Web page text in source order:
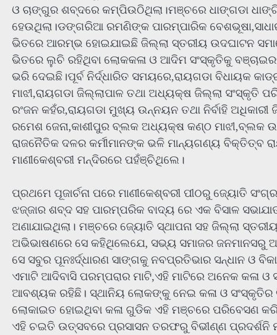
ଓ ଚାଙ୍ଗୁର ଶବ୍ଦରେ କମ୍ପିଉଠିଥିଲା।ମଞ୍ଚରେ ଧାଙ୍ଗଡା
ହେଉଥିଲା।ଡଙ୍ଗରିଆ ରମଣିଙ୍କ ପାରମ୍ପାରିକ
ଭିତରେ ଆରମ୍ଭ ହୋଇଯାଇଛି ଜିଲ୍ଲା ସ୍ତରୀୟ ଉଦଘାଟନ
ଭିତରେ ଲୁଚି ରହିଥିବା ଲୋକକଳା ଓ ଆଦିମ ସଂସ୍କୃତିକୁ
ଭରି ଦେଇଛି।ପୂର୍ବ ନିର୍ଦ୍ଧାରିତ ସମୟରେ,ରାୟଗଡା ବିଧାୟକ
ମାଝୀ,ରାୟଗଡା ଜିଲ୍ଲାପାଳ ତଥା ଅଧ୍ୟକ୍ଷ ଜିଲ୍ଲା
ରଂଜନ କହଁର,ରାୟଗଡା ମୁଖ୍ୟ ଉନ୍ନୟନ ତଥା ନିର୍ବାହି
ରମେଶ ଜେନା,କାଶୀପୁର ବ୍ଲକ ଅଧ୍ୟକ୍ଷ କଣ୍ଠ ମାଝୀ,ବ୍ଲକ
ରାଜନୈତିକ ଦଳର କର୍ମୀମାନଙ୍କ ଭଳି ମାନ୍ୟଗଣ୍ୟ ବିକ୍ତିତ୍ବ
ମାଣୀକେଶ୍ବରୀ ମନ୍ଦିରରେ ପହଁଞ୍ଚିଥିଲେ।
ପ୍ରଥମେ ପୂଜାର୍ଚନା ପରେ ମାଣୀକେଶ୍ବରୀ ପୀଠରୁ ଜ୍ୟୋତି
ଝଜ୍ଜାର ଶବ୍ଦ ସହ ପାରମ୍ପରିକ ବାଦ୍ୟ ରେ ଏକ ବିସାଳ
ଅଣାଯାଇଥିଲା। ମଞ୍ଚରେ ଜ୍ୟୋତି ସ୍ଥାପନା ସହ ଜିଲ୍ଲା
ଅଭିଭାଷଣରେ ସେ କହିଥିଲେଯେ, ସଭ୍ୟ ସମାଜର ଜନମାନସରୁ
ସେ ସବୁର ପୂନଃର୍ଦ୍ଧାରଣ ସାଙ୍ଗକୁ ନବପ୍ରତିଭାର ସନ୍ଧାନ ଓ
ଏମାଟି ଆଦିବାସି ପରମ୍ପରାର ମାଟି,ଏହି ମାଟିରେ ଅନେକ କଳା
ଆବଶ୍ୟକ ରହିଛି। ସ୍ଥାନିୟ ଲୋକଙ୍କୁ ନେଇ କଳା ଓ
ଲୋକାଇତ ହୋଇଥିବା କଳା ଗୁଡିକ ଏହି ମଞ୍ଚରେ ପରିବେସଣ
ଏହି ଚଇତି ଉତ୍ସବରେ ପ୍ରସାସନ ତରଫରୁ ବିଭୀଣ୍ଣ ପ୍ରଦର୍ଶନି